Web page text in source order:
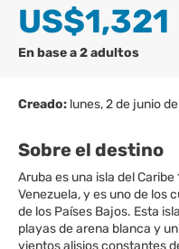
US$1,321
En base a 2 adultos
Creado: lunes, 2 de junio
Sobre el destino
Aruba es una isla del
Venezuela, y es uno de los
de los Países Bajos. Esta
playas de arena blanca y
vientos alisios constantes